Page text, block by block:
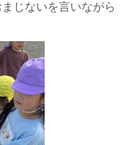
じないを言いながら